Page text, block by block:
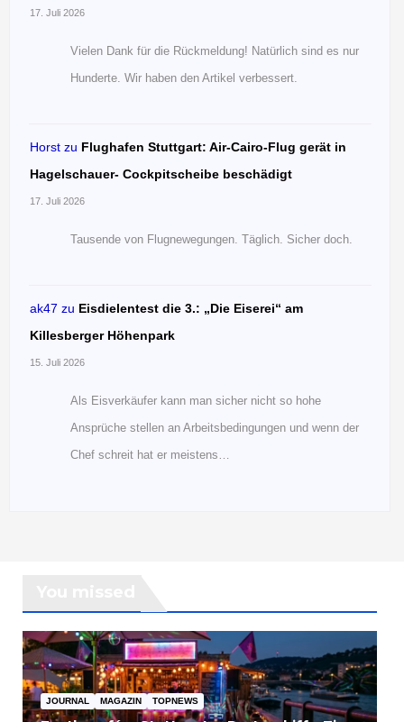
17. Juli 2026
Vielen Dank für die Rückmeldung! Natürlich sind es nur
Hunderte. Wir haben den Artikel verbessert.
Horst zu Flughafen Stuttgart: Air-Cairo-Flug gerät in
Hagelschauer- Cockpitscheibe beschädigt
17. Juli 2026
Tausende von Flugnewegungen. Täglich. Sicher doch.
ak47 zu Eisdielentest die 3.: „Die Eiserei“ am
Killesberger Höhenpark
15. Juli 2026
Als Eisverkäufer kann man sicher nicht so hohe
Ansprüche stellen an Arbeitsbedingungen und wenn der
Chef schreit hat er meistens…
JOURNAL MAGAZIN TOPNEWS